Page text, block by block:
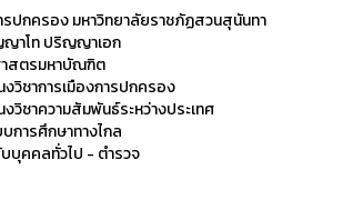
รปกครอง มหาวิทยาลัยราชภัฏสวนสุนันทา
าโท ปริญญาเอก
สตรมหาบัณฑิต
วิชาการเมืองการปกครอง
วิชาความสัมพันธ์ระหว่างประเทศ
การศึกษาทางไกล
คคลทั่วไป - ตำรวจ